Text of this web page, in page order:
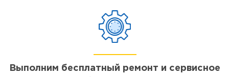
Выполним бесплатный ремонт и сервисное